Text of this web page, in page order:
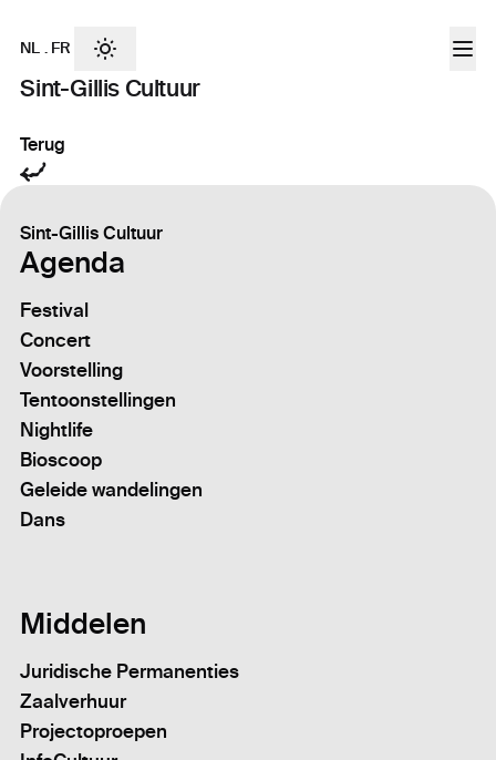
Sint-Gillis Cultuur
NL . FR
Terug
Sint-Gillis Cultuur
Agenda
Festival
Concert
Voorstelling
Tentoonstellingen
Nightlife
Bioscoop
Geleide wandelingen
Dans
Middelen
Juridische Permanenties
Zaalverhuur
Projectoproepen